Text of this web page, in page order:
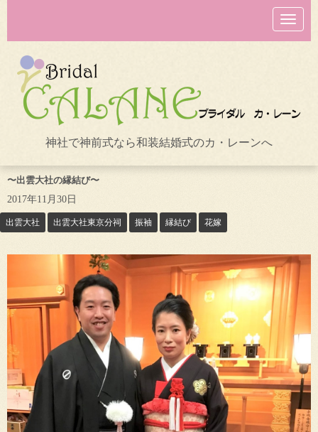
N
a
v
o
n
神社で神前式なら和装結婚式のカ・レーンへ
〜出雲大社の縁結び〜
2017年11月30日
出雲大社 出雲大社東京分祠 振袖 縁結び 花嫁